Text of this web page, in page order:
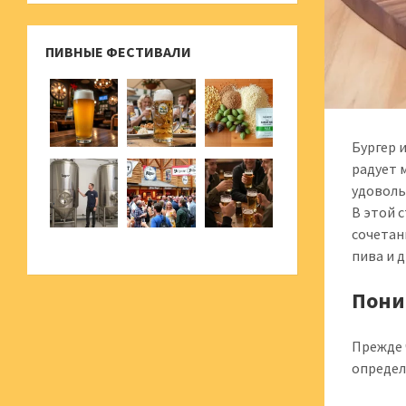
Бургер
радует
В этой
пива и
Прежде
ПИВНЫЕ ФЕСТИВАЛИ